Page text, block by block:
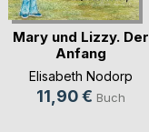
Mary und Lizzy. Der
Anfang
Elisabeth Nodorp
11,90 € Buch